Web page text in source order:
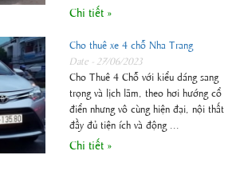
Chi tiết »
Cho thuê xe 4 chỗ Nha Trang
Date - 27/06/2023
Cho Thuê 4 Chỗ với kiểu dáng sang
trọng và lịch lãm, theo hơi hướng cổ
điển nhưng vô cùng hiện đại, nội thất
đầy đủ tiện ích và động ...
Chi tiết »